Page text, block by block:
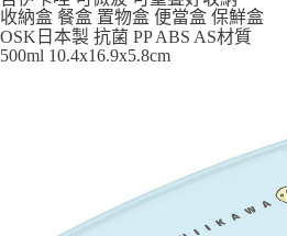
付款後全家取貨
每筆NT$65，滿NT$999(含以上)免運費
每筆NT$65，滿NT$999(含以上)免運費
收納盒 餐盒 置物盒 便當盒 保鮮盒
OSK日本製 抗菌 PP ABS AS材質
500ml 10.4x16.9x5.8cm